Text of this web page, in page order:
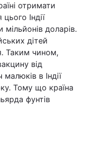
отримати
Індії
доларів.
дітей
Таким чином,
від
в Індії
Тому що країна
фунтів